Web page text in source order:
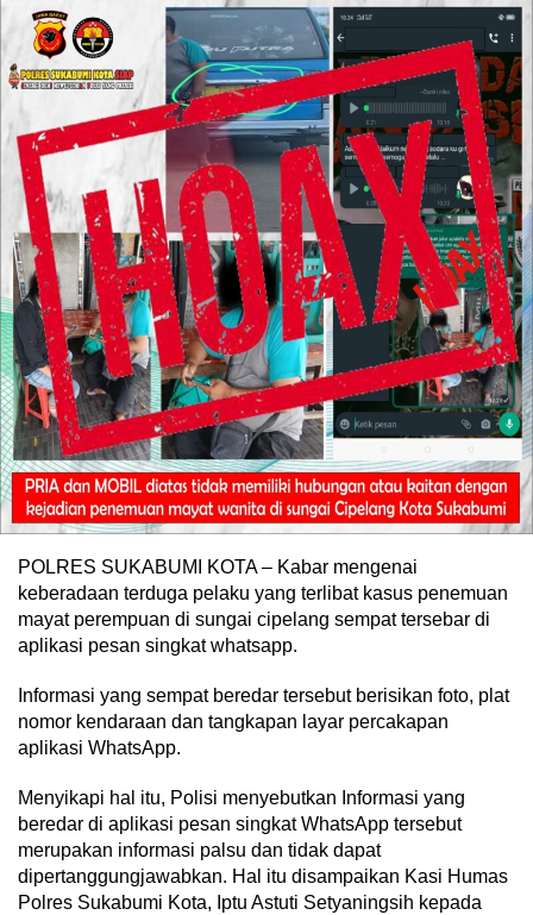
POLRES SUKABUMI KOTA – Kabar mengenai
keberadaan terduga pelaku yang terlibat kasus penemuan
mayat perempuan di sungai cipelang sempat tersebar di
aplikasi pesan singkat whatsapp.
Informasi yang sempat beredar tersebut berisikan foto, plat
nomor kendaraan dan tangkapan layar percakapan
aplikasi WhatsApp.
Menyikapi hal itu, Polisi menyebutkan Informasi yang
beredar di aplikasi pesan singkat WhatsApp tersebut
merupakan informasi palsu dan tidak dapat
dipertanggungjawabkan. Hal itu disampaikan Kasi Humas
Polres Sukabumi Kota, Iptu Astuti Setyaningsih kepada